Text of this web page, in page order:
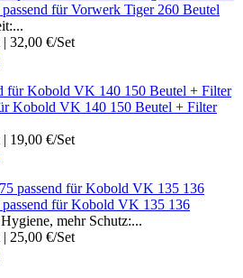
für Vorwerk Tiger 260 Beutel
| 32,00 €/Set
Kobold VK 140 150 Beutel + Filter
| 19,00 €/Set
für Kobold VK 135 136
mehr Schutz:...
| 25,00 €/Set